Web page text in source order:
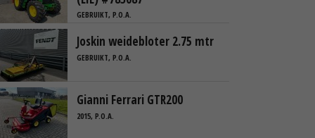
GEBRUIKT, P.O.A.
Joskin weidebloter 2.75 mtr
GEBRUIKT, P.O.A.
Gianni Ferrari GTR200
2015, P.O.A.